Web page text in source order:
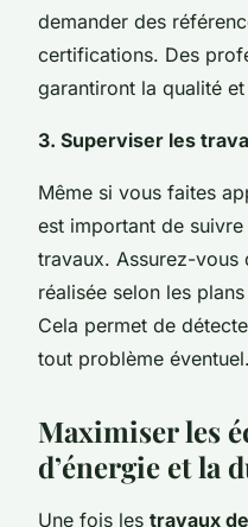
demander des
certifications. Des
garantiront la qualité
3. Superviser les
Même si vous faites
est important de
travaux. Assurez-vous
réalisée selon les
Cela permet de
tout problème éventuel.
Maximiser les
d’énergie et la
Une fois les travaux